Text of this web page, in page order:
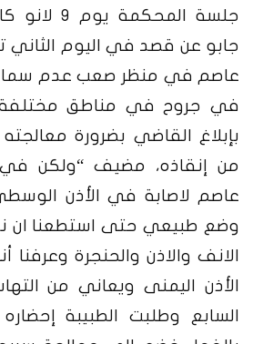
جلسة
جابو عن قصد في اليوم الثاني
عاصم في منظر صعب عدم سماع
في جروح في مناطق مختلفة
بإبلاغ القاضي بضرورة
من إنقاذه، مضيف “ولكن
عاصم لاصابة في الأذن
وضع طبيعي حتى استطعنا
الانف والاذن والحنجرة
الأذن اليمنى ويعاني من
السابع وطلبت الطبيبة